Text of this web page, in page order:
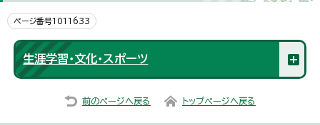
ページ番号1011633
生涯学習・文化・スポーツ
前のページへ戻る トップページへ戻る